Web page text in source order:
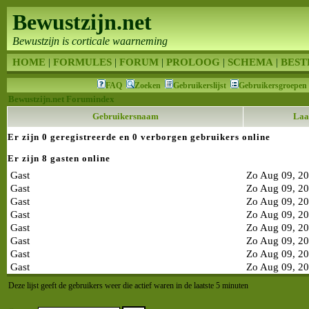
FAQ Zoeken Gebruikerslijst Gebruikersgroepen
Bewustzijn.net Forumindex
Gebruikersnaam
Er zijn 0 geregistreerde en 0 verborgen gebruikers online
Er zijn 8 gasten online
Gast
Zo Aug 09,
Gast
Zo Aug 09,
Gast
Zo Aug 09,
Gast
Zo Aug 09,
Gast
Zo Aug 09,
Gast
Zo Aug 09,
Gast
Zo Aug 09,
Gast
Zo Aug 09,
Deze lijst geeft de gebruikers weer die actief waren in de laatste 5 minuten
Bewustzijn.net
Bewustzijn is corticale waarneming
HOME | FORMULES | FORUM | PROLOOG | SCHEMA |